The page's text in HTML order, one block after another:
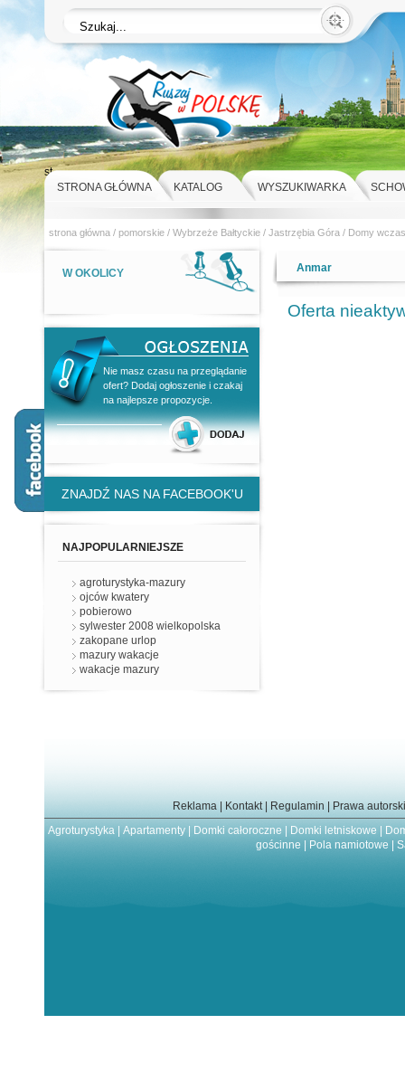
st
STRONA GŁÓWNA
KATALOG WYSZUKIWARKA
strona główna / pomorskie / Wybrzeże Bałtyckie / Jastrzębia Góra / Domy
W OKOLICY
Nie masz czasu na przeglądanie
ofert? Dodaj ogłoszenie i czakaj
na najlepsze propozycje.
ZNAJDŹ NAS NA FACEBOOK'U
NAJPOPULARNIEJSZE
agroturystyka-mazury
ojców kwatery
pobierowo
sylwester 2008 wielkopolska
zakopane urlop
mazury wakacje
wakacje mazury
Anmar
Oferta
Reklama Kontakt| Regulamin
Prawa
Agroturystyka
Apartamenty Domki całoroczne Domki letniskowe
gościnne
Pola namiotowe